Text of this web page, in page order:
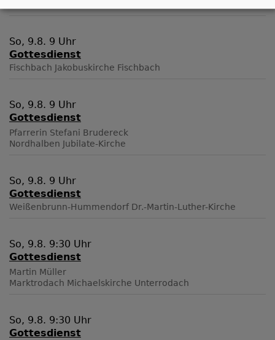
So, 9.8. 9 Uhr
Gottesdienst
Fischbach Jakobuskirche Fischbach
So, 9.8. 9 Uhr
Gottesdienst
Pfarrerin Stefani Brudereck
Nordhalben Jubilate-Kirche
So, 9.8. 9 Uhr
Gottesdienst
Weißenbrunn-Hummendorf Dr.-Martin-Luther-Kirche
So, 9.8. 9:30 Uhr
Gottesdienst
Martin Müller
Marktrodach Michaelskirche Unterrodach
So, 9.8. 9:30 Uhr
Gottesdienst